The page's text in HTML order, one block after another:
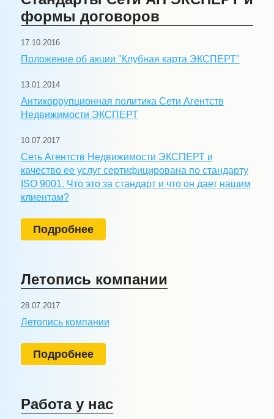
формы договоров
17.10.2016
Положение об акции "Клубная карта ЭКСПЕРТ"
13.01.2014
Антикоррупционная политика Сети Агентств
Недвижимости ЭКСПЕРТ
10.07.2017
Сеть Агентств Недвижимости ЭКСПЕРТ и
качество ее услуг сертифицирована по стандарту
ISO 9001. Что это за стандарт и что он дает нашим
клиентам?
Подробнее
Летопись компании
28.07.2017
Летопись компании
Подробнее
Работа у нас